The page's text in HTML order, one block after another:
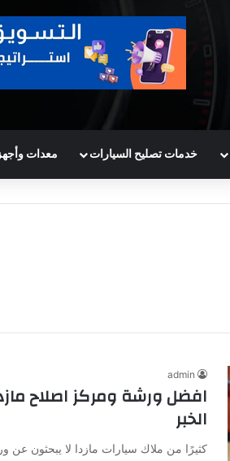
خدمات تصليح السيارات معدات
admin
افضل ورشة ومركز اصلاح
الخبر
كثيرًا من ملاك سيارات مازدا لا يبحثون عن